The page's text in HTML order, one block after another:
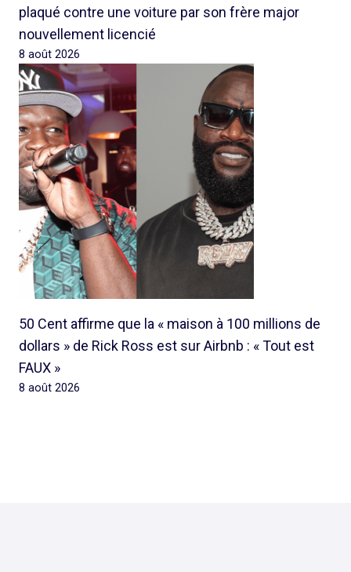
plaqué contre une voiture par son frère major
nouvellement licencié
8 août 2026
50 Cent affirme que la « maison à 100 millions de
dollars » de Rick Ross est sur Airbnb : « Tout est
FAUX »
8 août 2026